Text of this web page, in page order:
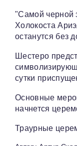
"Самой черной
Холокоста
останутся без
Шестеро
сутки
Основные
начнется
Траурные